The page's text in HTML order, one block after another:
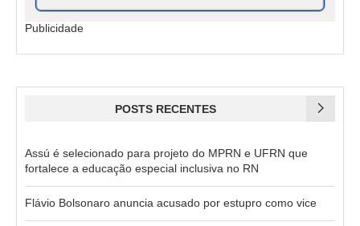
Publicidade
POSTS RECENTES
Assú é selecionado para projeto do MPRN e UFRN que
fortalece a educação especial inclusiva no RN
Flávio Bolsonaro anuncia acusado por estupro como vice